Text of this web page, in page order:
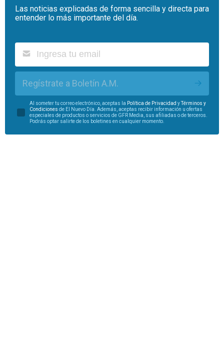
Las noticias explicadas de forma sencilla y directa para
entender lo más importante del día.
Regístrate a Boletín A.M.
Al someter tu correo electrónico, aceptas la Política de Privacidad yTérminos y
Condiciones de El Nuevo Día. Además, aceptas recibir información u ofertas
especiales de productos o servicios de GFR Media, sus afiliadas o de terceros.
Podrás optar salirte de los boletines en cualquier momento.